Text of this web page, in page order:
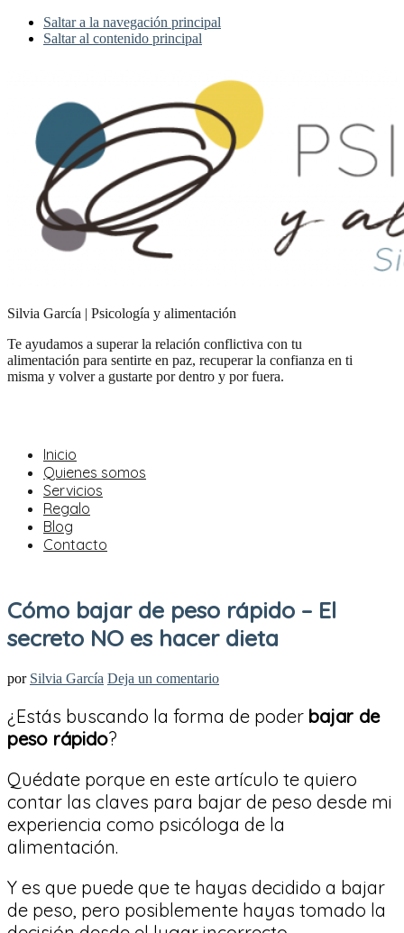
Saltar a la navegación principal
Saltar al contenido principal
Silvia García | Psicología y alimentación
Te ayudamos a superar la relación conflictiva con tu
alimentación para sentirte en paz, recuperar la confianza en ti
misma y volver a gustarte por dentro y por fuera.
Inicio
Quienes somos
Servicios
Regalo
Blog
Contacto
Cómo bajar de peso rápido – El
secreto NO es hacer dieta
por Silvia García Deja un comentario
¿Estás buscando la forma de poder bajar de
peso rápido?
Quédate porque en este artículo te quiero
contar las claves para bajar de peso desde mi
experiencia como psicóloga de la
alimentación.
Y es que puede que te hayas decidido a bajar
de peso, pero posiblemente hayas tomado la